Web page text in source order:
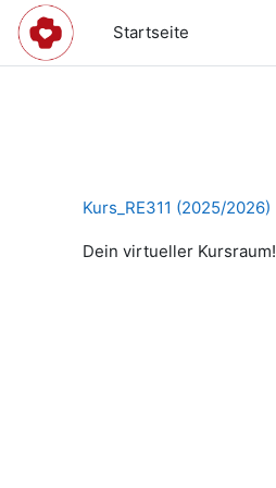
Zum Hauptinhalt
Startseite
Kurs_RE311 (2025/2026)
Dein virtueller Kursraum!